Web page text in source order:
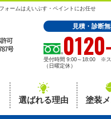
ォームはえいぶす・ペイントにお任せ
見積・診断
受付時間 9:00～18:00 ※ス
（日曜定休）
選ばれる理由 塗装